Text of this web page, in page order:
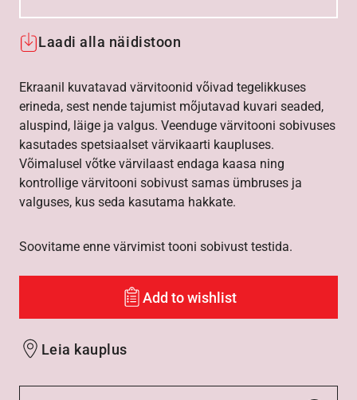
Laadi alla näidistoon
Ekraanil kuvatavad värvitoonid võivad tegelikkuses
erineda, sest nende tajumist mõjutavad kuvari seaded,
aluspind, läige ja valgus. Veenduge värvitooni sobivuses
kasutades spetsiaalset värvikaarti kaupluses.
Võimalusel võtke värvilaast endaga kaasa ning
kontrollige värvitooni sobivust samas ümbruses ja
valguses, kus seda kasutama hakkate.
Soovitame enne värvimist tooni sobivust testida.
Add to wishlist
Leia kauplus